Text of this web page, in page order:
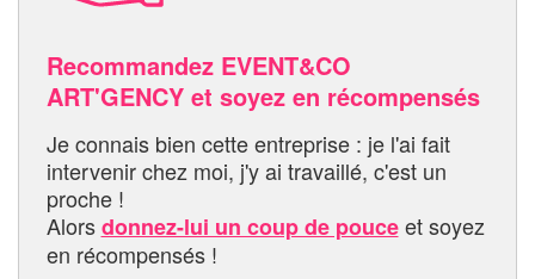
Recommandez EVENT&CO
ART'GENCY et soyez en récompensés
Je connais bien cette entreprise : je l'ai fait
intervenir chez moi, j'y ai travaillé, c'est un
proche !
Alorsdonnez-lui un coup de pouceet soyez
en récompensés !